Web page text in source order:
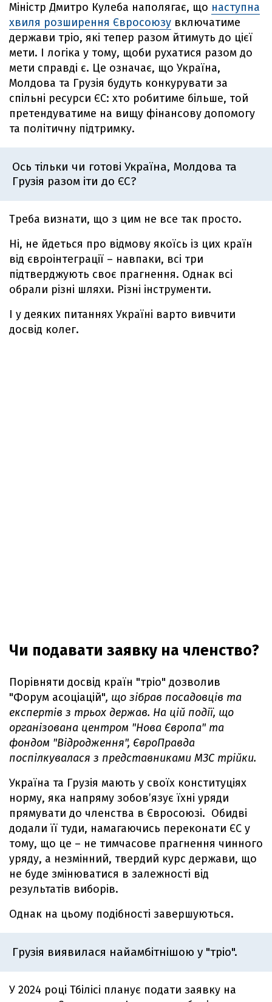
Міністр Дмитро Кулеба наполягає, що наступна
хвиля розширення Євросоюзу включатиме
держави тріо, які тепер разом йтимуть до цієї
мети. І логіка у тому, щоби рухатися разом до
мети справді є. Це означає, що Україна,
Молдова та Грузія будуть конкурувати за
спільні ресурси ЄС: хто робитиме більше, той
претендуватиме на вищу фінансову допомогу
та політичну підтримку.
Ось тільки чи готові Україна, Молдова та
Грузія разом іти до ЄС?
Треба визнати, що з цим не все так просто.
Ні, не йдеться про відмову якоїсь із цих країн
від євроінтеграції – навпаки, всі три
підтверджують своє прагнення. Однак всі
обрали різні шляхи. Різні інструменти.
І у деяких питаннях Україні варто вивчити
досвід колег.
Чи подавати заявку на членство?
Порівняти досвід країн "тріо" дозволив
"Форум асоціацій", що зібрав посадовців та
експертів з трьох держав. На цій події, що
організована центром "Нова Європа" та
фондом "Відродження", ЄвроПравда
поспілкувалася з представниками МЗС трійки.
Україна та Грузія мають у своїх конституціях
норму, яка напряму зобов’язує їхні уряди
прямувати до членства в Євросоюзі. Обидві
додали її туди, намагаючись переконати ЄС у
тому, що це – не тимчасове прагнення чинного
уряду, а незмінний, твердий курс держави, що
не буде змінюватися в залежності від
результатів виборів.
Однак на цьому подібності завершуються.
Грузія виявилася найамбітнішою у "тріо".
У 2024 році Тбілісі планує подати заявку на